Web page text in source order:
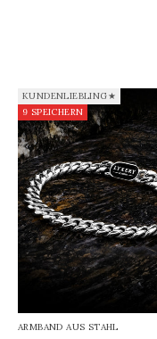
KUNDENLIEBLING★
9 SPEICHERN
ARMBAND AUS STAHL